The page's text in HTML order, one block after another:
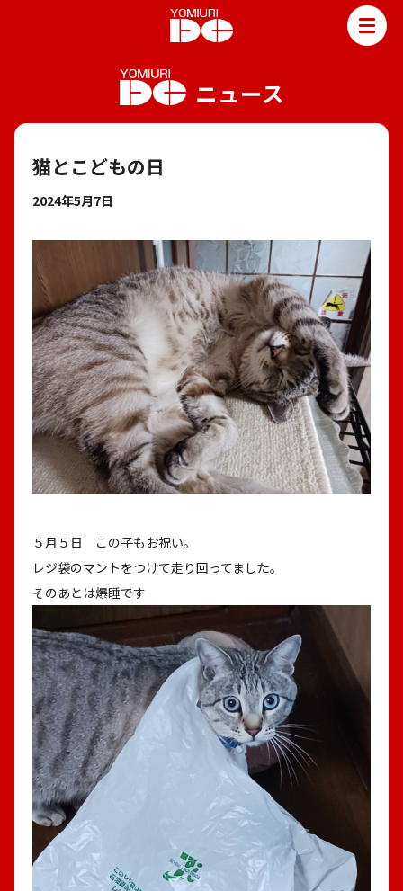
読売DCのサービス
新聞販売
よみうり住まいサポート
お野菜マルシェ
レンタルスペース
会社情報 社是・社訓・理念
YC店長候補募集 採用情報
YC案内・販売店一覧 新聞購読申し込み
お問い合わせ
ニュース
猫とこどもの日
2024年5月7日
５月５日 この子もお祝い。
レジ袋のマントをつけて走り回ってました。
そのあとは爆睡です